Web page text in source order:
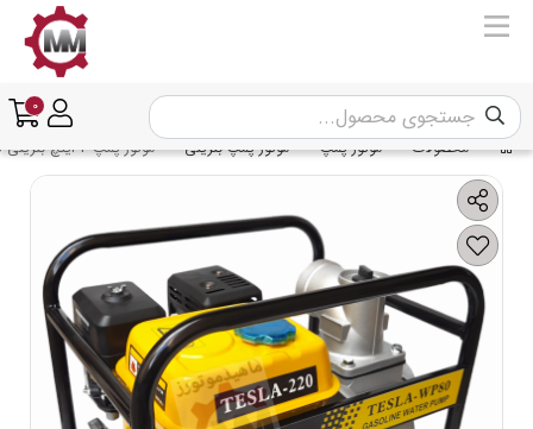
0
محصولات موتور پمپ موتور پمپ بنزینی موتور پمپ 3 اینچ بنزینی تسلا مدل TESLA WP80